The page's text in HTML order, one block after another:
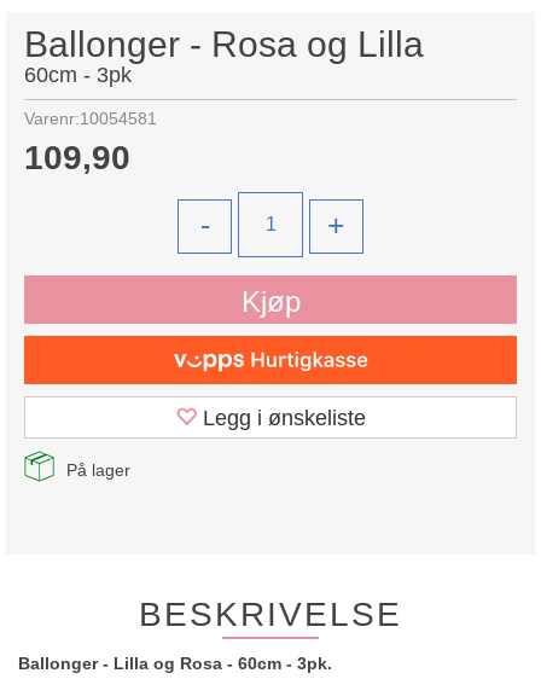
Ballonger - Rosa og Lilla
60cm - 3pk
Varenr:10054581
109,90
- +
Kjøp
Legg i ønskeliste
På lager
BESKRIVELSE
Ballonger - Lilla og Rosa - 60cm - 3pk.